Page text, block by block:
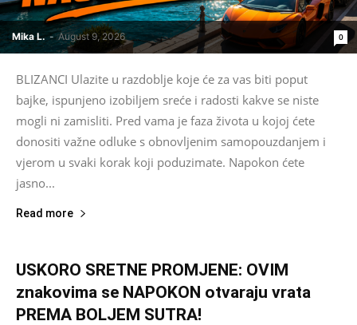
Mika L. - August 9, 2026 0
BLIZANCI Ulazite u razdoblje koje će za vas biti poput
bajke, ispunjeno izobiljem sreće i radosti kakve se niste
mogli ni zamisliti. Pred vama je faza života u kojoj ćete
donositi važne odluke s obnovljenim samopouzdanjem i
vjerom u svaki korak koji poduzimate. Napokon ćete
jasno...
Read more
USKORO SRETNE PROMJENE: OVIM
znakovima se NAPOKON otvaraju vrata
PREMA BOLJEM SUTRA!